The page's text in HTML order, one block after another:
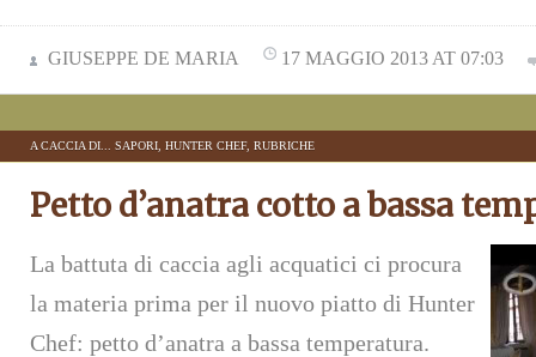
GIUSEPPE DE MARIA 17 MAGGIO 2013 AT 07:03
A CACCIA DI... SAPORI HUNTER CHEF, RUBRICHE
Petto d’anatra cotto a bassa
La battuta di caccia agli acquatici ci procura
la materia prima per il nuovo piatto di Hunter
Chef: petto d’anatra a bassa temperatura.